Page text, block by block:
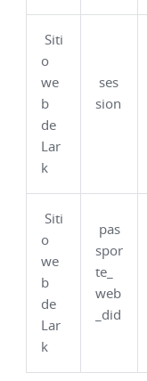
Siti
o
we
b
de
Lar
k
ses
sion
Siti
o
we
b
de
Lar
k
pas
spor
te_
web
_did